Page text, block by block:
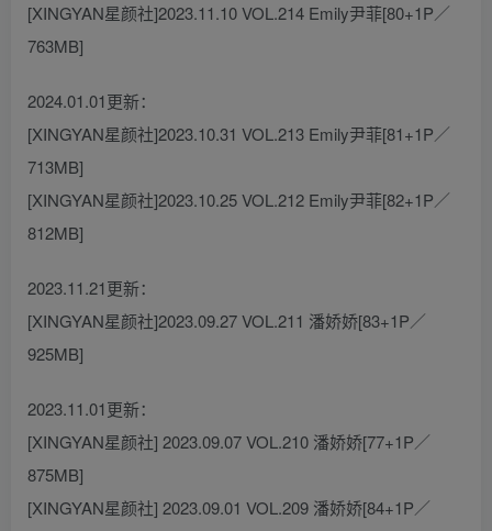
[XINGYAN星颜社]2023.11.10 VOL.214 Emily尹菲[80+1P／
763MB]
2024.01.01更新：
[XINGYAN星颜社]2023.10.31 VOL.213 Emily尹菲[81+1P／
713MB]
[XINGYAN星颜社]2023.10.25 VOL.212 Emily尹菲[82+1P／
812MB]
2023.11.21更新：
[XINGYAN星颜社]2023.09.27 VOL.211 潘娇娇[83+1P／
925MB]
2023.11.01更新：
[XINGYAN星颜社] 2023.09.07 VOL.210 潘娇娇[77+1P／
875MB]
[XINGYAN星颜社] 2023.09.01 VOL.209 潘娇娇[84+1P／